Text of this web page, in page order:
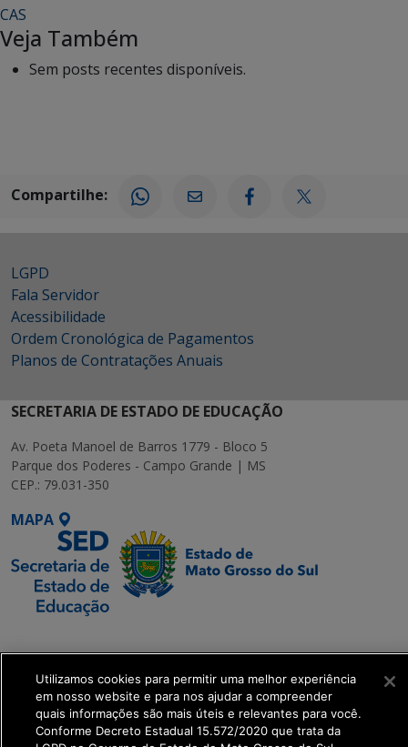
CAS
Veja Também
Sem posts recentes disponíveis.
Compartilhe:
LGPD
Fala Servidor
Acessibilidade
Ordem Cronológica de Pagamentos
Planos de Contratações Anuais
SECRETARIA DE ESTADO DE EDUCAÇÃO
Av. Poeta Manoel de Barros 1779 - Bloco 5
Parque dos Poderes - Campo Grande | MS
CEP.: 79.031-350
MAPA
Executiva de
Transformação Digital
get_footer();
Utilizamos cookies para permitir uma melhor experiência
em nosso website e para nos ajudar a compreender
quais informações são mais úteis e relevantes para você.
Conforme Decreto Estadual 15.572/2020 que trata da